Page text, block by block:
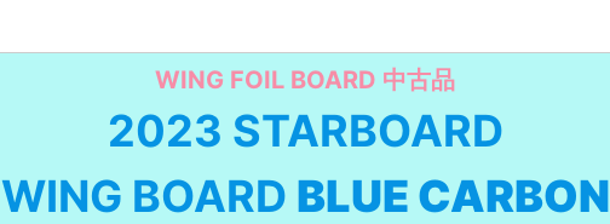
WING FOIL BOARD 中古品
2023 STARBOARD
WING BOARD BLUE CARBON